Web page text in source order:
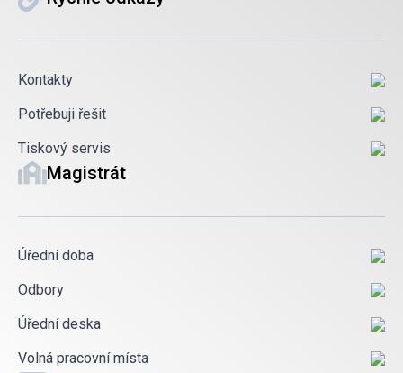
Kontakty
Potřebuji řešit
Tiskový servis
Magistrát
Úřední doba
Odbory
Úřední deska
Volná pracovní místa